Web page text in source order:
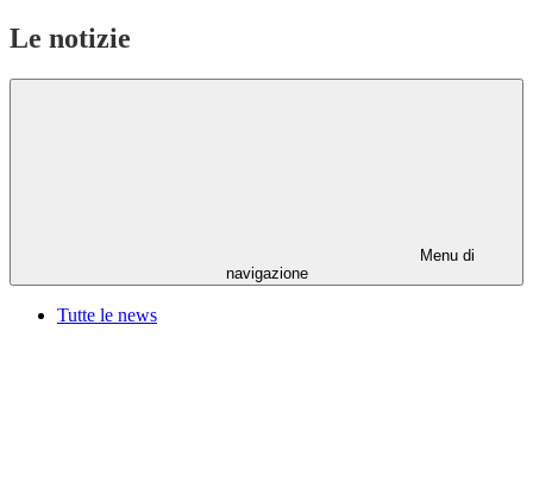
Le notizie
Menu di
navigazione
Tutte le news